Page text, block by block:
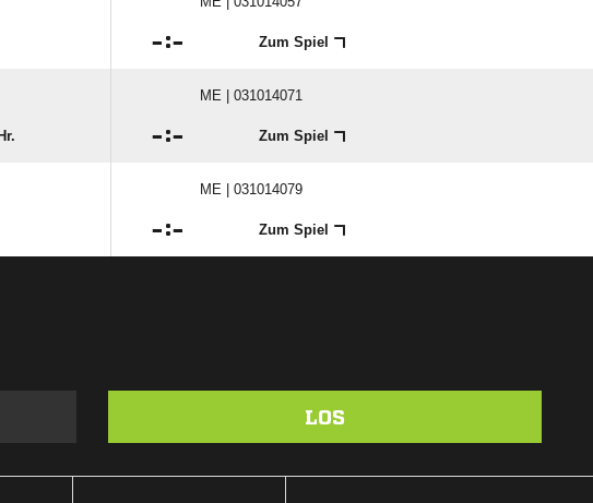
: Zum Spiel
ME | 031014071
: Zum Spiel
ME | 031014079
: Zum Spiel
LOS